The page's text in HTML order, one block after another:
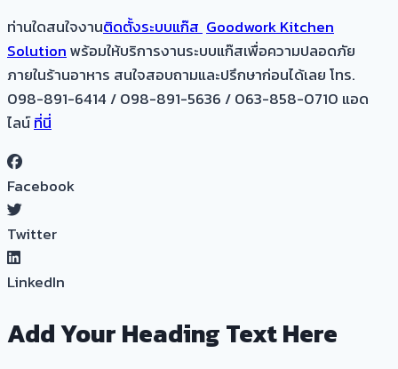
ท่านใดสนใจงานติดตั้งระบบแก๊ส Goodwork Kitchen
Solutionพร้อมให้บริการงานระบบแก๊สเพื่อความปลอดภัย
ภายในร้านอาหาร สนใจสอบถามและปรึกษาก่อนได้เลย โทร.
098-891-6414 / 098-891-5636 / 063-858-0710 แอด
ไลน์ที่นี่
Facebook
Twitter
LinkedIn
Add Your Heading Text Here